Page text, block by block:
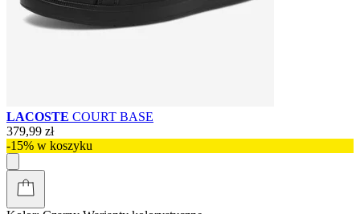
LACOSTE COURT BASE
379,99 zł
-15% w koszyku